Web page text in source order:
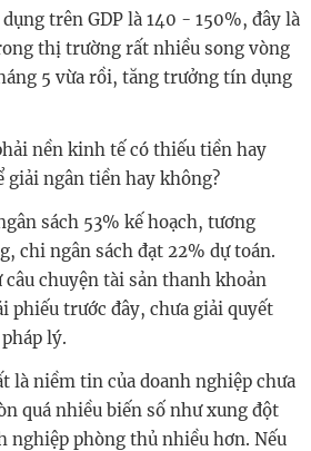
trên GDP là 140 - 150%, đây là
thị trường rất nhiều song vòng
5 vừa rồi, tăng trưởng tín dụng
nền kinh tế có thiếu tiền hay
giải ngân tiền hay không?
sách 53% kế hoạch, tương
chi ngân sách đạt 22% dự toán.
chuyện tài sản thanh khoản
phiếu trước đây, chưa giải quyết
lý.
là niềm tin của doanh nghiệp chưa
quá nhiều biến số như xung đột
nghiệp phòng thủ nhiều hơn. Nếu